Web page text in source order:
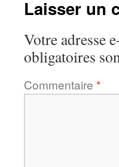
Laisser un
Votre adresse
obligatoires
Commentaire *